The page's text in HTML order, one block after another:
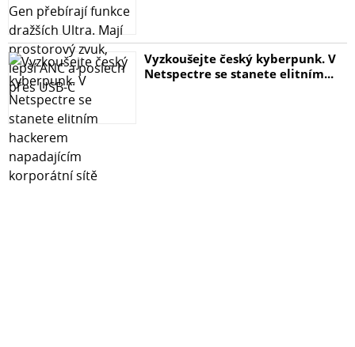
Vyzkoušejte český kyberpunk. V
Netspectre se stanete elitním...